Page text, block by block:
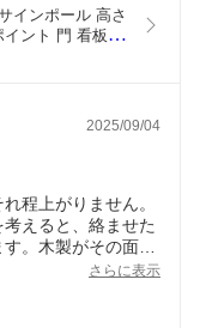
インポール 高さ
ント 門 看板別
2025/09/04
程上がりません。
えると、絡ませた
。木製がその面で
ンスの事を考える
さらに表示